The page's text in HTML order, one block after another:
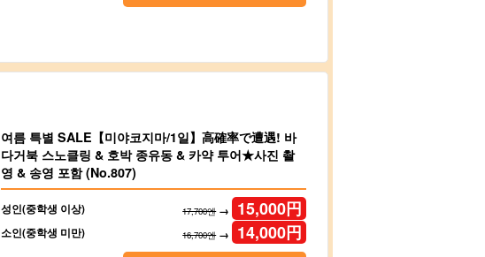
여름 특별 SALE【미야코지마/1일】高確率で遭遇! 바
다거북 스노클링 & 호박 종유동 & 카약 투어★사진 촬
영 & 송영 포함 (No.807)
성인(중학생 이상) 17,700엔→ 15,000円
소인(중학생 미만) 16,700엔→ 14,000円